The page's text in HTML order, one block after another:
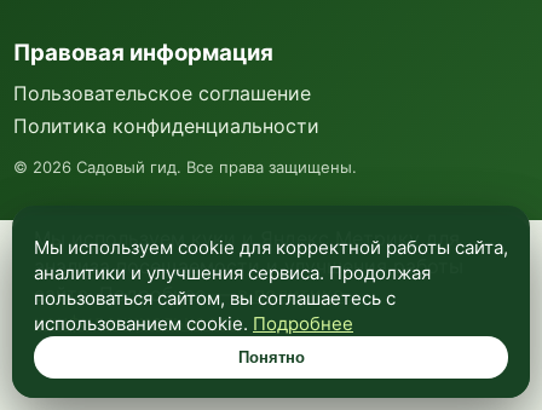
Мы используем куки и Яндекс Метрику для
анализа посещаемости и улучшения работы
сайта. Подробнее —в политике
конфиденциальности.
Понятно
Правовая информация
Пользовательское соглашение
Политика конфиденциальности
© 2026 Садовый гид. Все права защищены.
Мы используем cookie для корректной работы сайта,
аналитики и улучшения сервиса. Продолжая
пользоваться сайтом, вы соглашаетесь с
использованием cookie. Подробнее
Понятно